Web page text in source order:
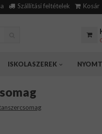
Szállítási feltételek Kosár
ISKOLASZEREK